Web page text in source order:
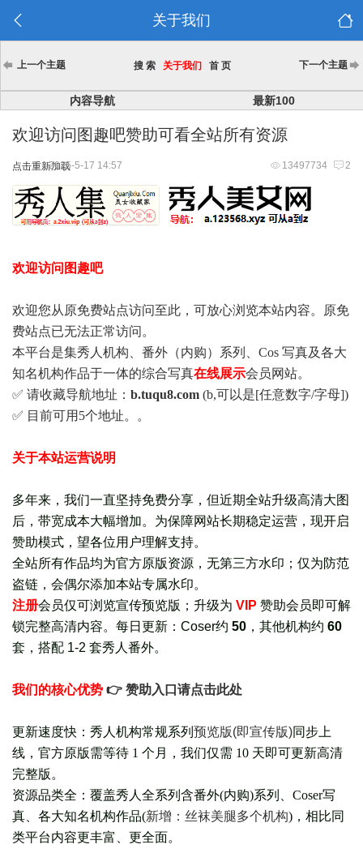
关于我们
上一个主题 搜 索 关于我们 首 页 下一个主题
内容导航 最新100
欢迎访问图趣吧赞助可看全站所有资源
点击重新加载 13497734 2
2025-5-17 14:57
欢迎访问图趣吧
欢迎您从原免费站点访问至此，可放心浏览本站内容。原免
费站点已无法正常访问。
本平台是集秀人机构、番外（内购）系列、Cos 写真及各大
知名机构作品于一体的综合写真在线展示会员网站。
✅ 请收藏导航地址： b.tuqu8.com (b,可以是[任意数字/字母])
✅ 目前可用5个地址。。
关于本站运营说明
多年来，我们一直坚持免费分享，但近期全站升级高清大图
后，带宽成本大幅增加。为保障网站长期稳定运营，现开启
赞助模式，望各位用户理解支持。
全站所有作品均为官方原版资源，无第三方水印；仅为防范
盗链，会偶尔添加本站专属水印。
注册会员仅可浏览宣传预览版 ； 升级为 VIP 赞助会员即可解
锁完整高清内容。每日更新： Coser约 50 ，其他机构约 60
套， 搭配 1-2 套秀人番外。
我们的核心优势 👉 赞助入口请点击此处
更新速度快：秀人机构常规系列 预览版(即宣传版)同步上
线，官方原版需等待 1 个月，我们仅需 10 天即可更新高清
完整版。
资源品类全：覆盖秀人全系列含番外(内购)系列、Coser写
真、各大知名机构作品(新增：丝袜美腿多个机构)，相比同
类平台内容更丰富、更全面。